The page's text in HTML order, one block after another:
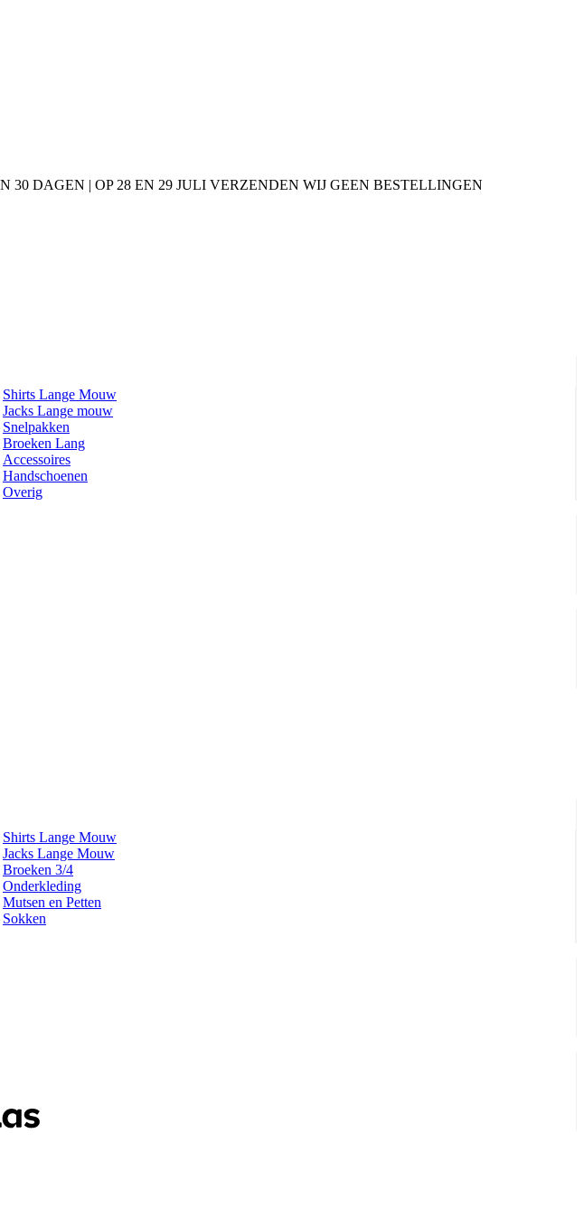
DAGEN | OP 28 EN 29 JULI VERZENDEN WIJ GEEN BESTELLINGEN
Shirts Lange Mouw
Jacks Lange mouw
Snelpakken
Broeken Lang
Accessoires
Handschoenen
Overig
Shirts Lange Mouw
Jacks Lange Mouw
Broeken 3/4
Onderkleding
Mutsen en Petten
Sokken